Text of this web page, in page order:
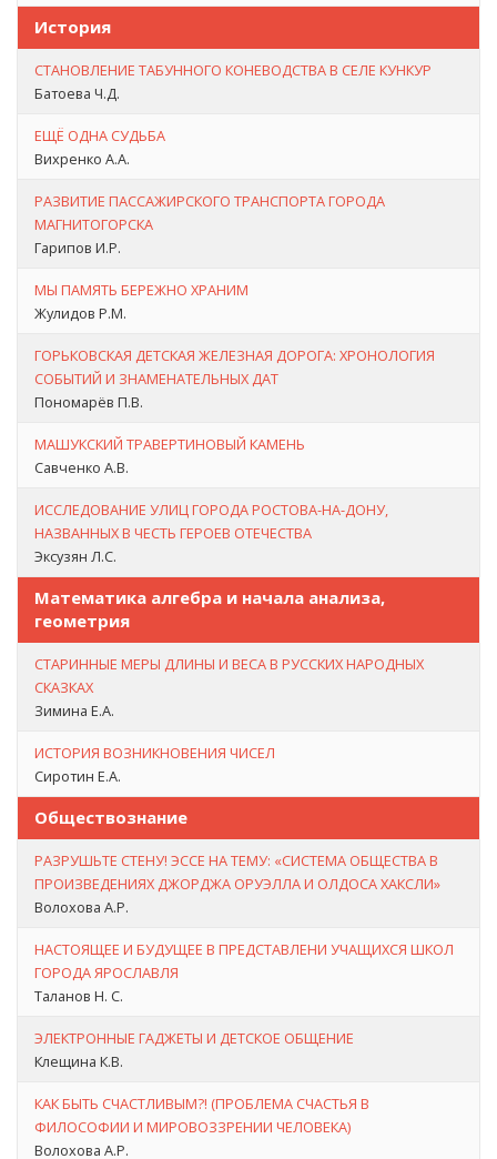
История
СТАНОВЛЕНИЕ ТАБУННОГО КОНЕВОДСТВА В СЕЛЕ КУНКУР
Батоева Ч.Д.
ЕЩЁ ОДНА СУДЬБА
Вихренко А.А.
РАЗВИТИЕ ПАССАЖИРСКОГО ТРАНСПОРТА ГОРОДА
МАГНИТОГОРСКА
Гарипов И.Р.
МЫ ПАМЯТЬ БЕРЕЖНО ХРАНИМ
Жулидов Р.М.
ГОРЬКОВСКАЯ ДЕТСКАЯ ЖЕЛЕЗНАЯ ДОРОГА: ХРОНОЛОГИЯ
СОБЫТИЙ И ЗНАМЕНАТЕЛЬНЫХ ДАТ
Пономарёв П.В.
МАШУКСКИЙ ТРАВЕРТИНОВЫЙ КАМЕНЬ
Савченко А.В.
ИССЛЕДОВАНИЕ УЛИЦ ГОРОДА РОСТОВА-НА-ДОНУ,
НАЗВАННЫХ В ЧЕСТЬ ГЕРОЕВ ОТЕЧЕСТВА
Эксузян Л.С.
Математика алгебра и начала анализа,
геометрия
СТАРИННЫЕ МЕРЫ ДЛИНЫ И ВЕСА В РУССКИХ НАРОДНЫХ
СКАЗКАХ
Зимина Е.А.
ИСТОРИЯ ВОЗНИКНОВЕНИЯ ЧИСЕЛ
Сиротин Е.А.
Обществознание
РАЗРУШЬТЕ СТЕНУ! ЭССЕ НА ТЕМУ: «СИСТЕМА ОБЩЕСТВА В
ПРОИЗВЕДЕНИЯХ ДЖОРДЖА ОРУЭЛЛА И ОЛДОСА ХАКСЛИ»
Волохова А.Р.
НАСТОЯЩЕЕ И БУДУЩЕЕ В ПРЕДСТАВЛЕНИ УЧАЩИХСЯ ШКОЛ
ГОРОДА ЯРОСЛАВЛЯ
Таланов Н. С.
ЭЛЕКТРОННЫЕ ГАДЖЕТЫ И ДЕТСКОЕ ОБЩЕНИЕ
Клещина К.В.
КАК БЫТЬ СЧАСТЛИВЫМ?! (ПРОБЛЕМА СЧАСТЬЯ В
ФИЛОСОФИИ И МИРОВОЗЗРЕНИИ ЧЕЛОВЕКА)
Волохова А.Р.